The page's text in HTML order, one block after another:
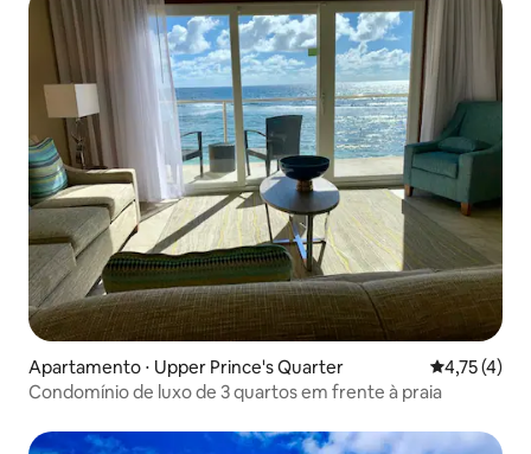
Apartamento ⋅ Upper Prince's Quarter 4,75 de
4,75 (4)
Condomínio de luxo de 3 quartos em frente à praia